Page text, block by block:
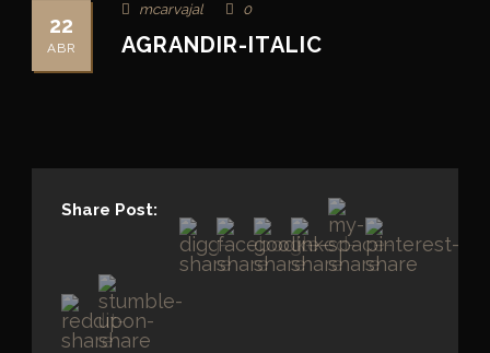
22
ABR
mcarvajal 0
AGRANDIR-ITALIC
Share Post: